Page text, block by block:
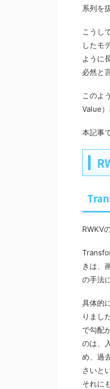
系列を
こうし
したモ
ように
必然と
このよ
Value）
本記事
RWKV
きは、
の手法
具体的
りまし
で勾配
のは、
め、過
さいと
それに